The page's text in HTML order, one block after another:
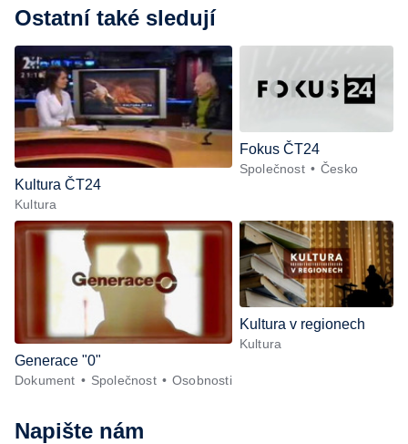
Ostatní také sledují
Kultura ČT24
Kultura
Fokus ČT24
Společnost Česko
Generace "0"
Dokument Společnost Osobnosti
Kultura v regionech
Kultura
Napište nám